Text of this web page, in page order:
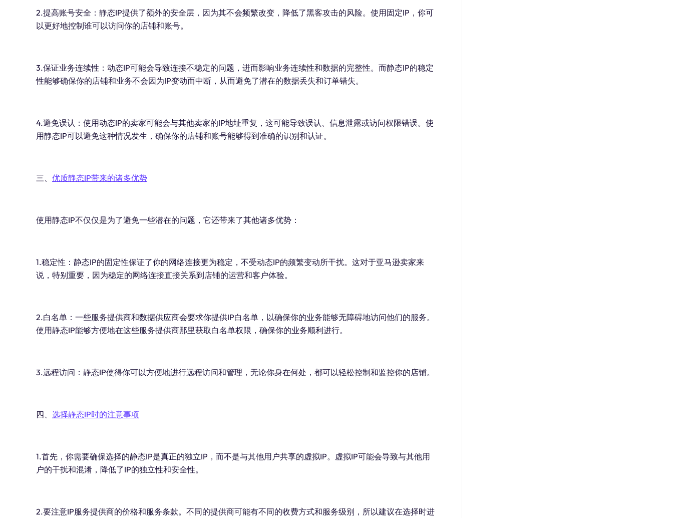
2.提高账号安全：静态IP提供了额外的安全层，因为其不会频繁改变，降低了黑客攻击的风险。使用固定IP，你可
以更好地控制谁可以访问你的店铺和账号。
3.保证业务连续性：动态IP可能会导致连接不稳定的问题，进而影响业务连续性和数据的完整性。而静态IP的稳定
性能够确保你的店铺和业务不会因为IP变动而中断，从而避免了潜在的数据丢失和订单错失。
4.避免误认：使用动态IP的卖家可能会与其他卖家的IP地址重复，这可能导致误认、信息泄露或访问权限错误。使
用静态IP可以避免这种情况发生，确保你的店铺和账号能够得到准确的识别和认证。
三、 优质静态IP带来的诸多优势
使用静态IP不仅仅是为了避免一些潜在的问题，它还带来了其他诸多优势：
1.稳定性：静态IP的固定性保证了你的网络连接更为稳定，不受动态IP的频繁变动所干扰。这对于亚马逊卖家来
说，特别重要，因为稳定的网络连接直接关系到店铺的运营和客户体验。
2.白名单：一些服务提供商和数据供应商会要求你提供IP白名单，以确保你的业务能够无障碍地访问他们的服务。
使用静态IP能够方便地在这些服务提供商那里获取白名单权限，确保你的业务顺利进行。
3.远程访问：静态IP使得你可以方便地进行远程访问和管理，无论你身在何处，都可以轻松控制和监控你的店铺。
四、 选择静态IP时的注意事项
1.首先，你需要确保选择的静态IP是真正的独立IP，而不是与其他用户共享的虚拟IP。虚拟IP可能会导致与其他用
户的干扰和混淆，降低了IP的独立性和安全性。
2.要注意IP服务提供商的价格和服务条款。不同的提供商可能有不同的收费方式和服务级别，所以建议在选择时进